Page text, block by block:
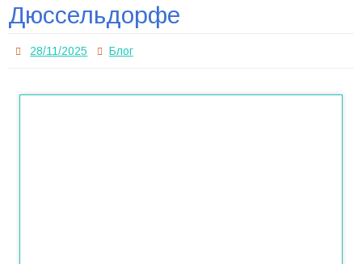
Дюссельдорфе
28/11/2025 Блог